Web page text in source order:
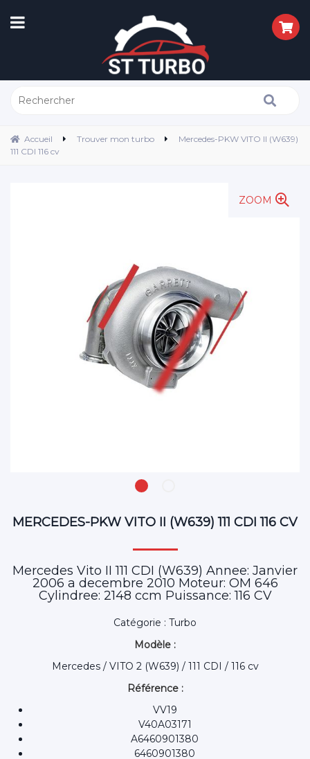
Accueil Trouver mon turbo
Mercedes-PKW VITO II (W639)
111 CDI 116 cv
ZOOM
MERCEDES-PKW VITO II (W639) 111 CDI 116 CV
Mercedes Vito II 111 CDI (W639) Annee: Janvier
2006 a decembre 2010 Moteur: OM 646
Cylindree: 2148 ccm Puissance: 116 CV
Catégorie : Turbo
Modèle :
Mercedes / VITO 2 (W639) / 111 CDI / 116 cv
Référence :
VV19
V40A03171
A6460901380
6460901380